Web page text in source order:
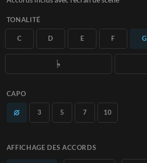
TONALITÉ
C D E F G
CAPO
3 5 7 10
AFFICHAGE DES ACCORDS